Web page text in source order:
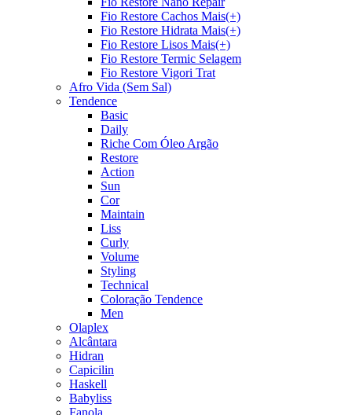
Fio Restore Cachos Mais(+)
Fio Restore Hidrata Mais(+)
Fio Restore Lisos Mais(+)
Fio Restore Termic Selagem
Fio Restore Vigori Trat
Afro Vida (Sem Sal)
Tendence
Basic
Daily
Riche Com Óleo Argão
Restore
Action
Sun
Cor
Maintain
Liss
Curly
Volume
Styling
Technical
Coloração Tendence
Men
Olaplex
Alcântara
Hidran
Capicilin
Haskell
Babyliss
Fanola